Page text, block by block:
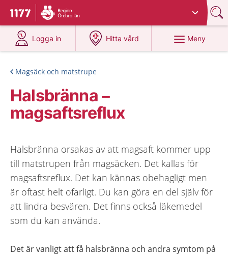
Till startsidan för 1177
Du har valt region
Logga in
på 1177.se
Hitta vård
på 1177.se
Meny
Magsäck och matstrupe
Halsbränna –
magsaftsreflux
Halsbränna orsakas av att magsaft kommer upp
till matstrupen från magsäcken. Det kallas för
magsaftsreflux. Det kan kännas obehagligt men
är oftast helt ofarligt. Du kan göra en del själv för
att lindra besvären. Det finns också läkemedel
som du kan använda.
Det är vanligt att få halsbränna och andra symtom på